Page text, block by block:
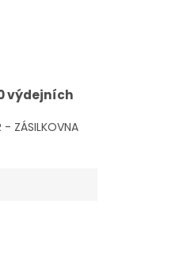
výdejních
ZÁSILKOVNA